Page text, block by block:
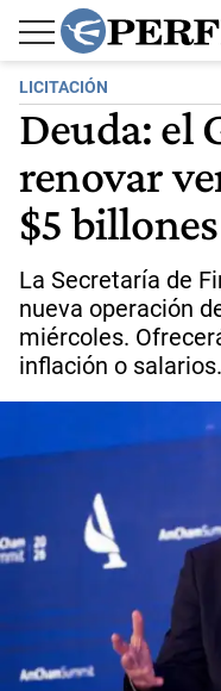
LICITACIÓN
Deuda: el
renovar
$5 billones
La Secretaría de
nueva operación
miércoles.
inflación o salarios.